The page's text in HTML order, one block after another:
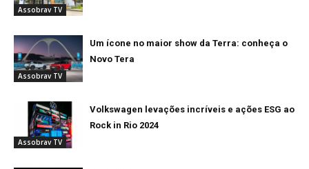
Assobrav TV
Assobrav TV
Um ícone no maior show da Terra: conheça o
Novo Tera
Assobrav TV
Volkswagen levações incríveis e ações ESG ao
Rock in Rio 2024